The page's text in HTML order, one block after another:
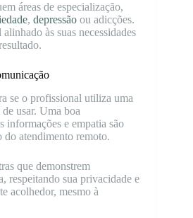
áreas de especialização,
, depressão ou adicções.
às suas necessidades
se o profissional utiliza uma
usar. Uma boa
informações e empatia são
do atendimento remoto.
que demonstrem
respeitando sua privacidade e
acolhedor, mesmo à